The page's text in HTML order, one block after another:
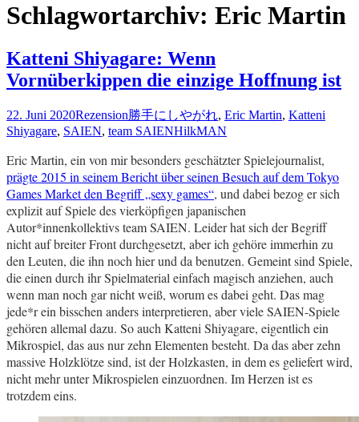
Schlagwortarchiv: Eric Martin
Katteni Shiyagare: Wenn
Vornüberkippen die einzige Hoffnung ist
22. Juni 2020Rezension勝手にしやがれ, Eric Martin, Katteni
Shiyagare, SAIEN, team SAIENHilkMAN
Eric Martin, ein von mir besonders geschätzter Spielejournalist,
prägte 2015 in seinem Bericht über seinen Besuch auf dem Tokyo
Games Market den Begriff „sexy games“, und dabei bezog er sich
explizit auf Spiele des vierköpfigen japanischen
Autor*innenkollektivs team SAIEN. Leider hat sich der Begriff
nicht auf breiter Front durchgesetzt, aber ich gehöre immerhin zu
den Leuten, die ihn noch hier und da benutzen. Gemeint sind Spiele,
die einen durch ihr Spielmaterial einfach magisch anziehen, auch
wenn man noch gar nicht weiß, worum es dabei geht. Das mag
jede*r ein bisschen anders interpretieren, aber viele SAIEN-Spiele
gehören allemal dazu. So auch Katteni Shiyagare, eigentlich ein
Mikrospiel, das aus nur zehn Elementen besteht. Da das aber zehn
massive Holzklötze sind, ist der Holzkasten, in dem es geliefert wird,
nicht mehr unter Mikrospielen einzuordnen. Im Herzen ist es
trotzdem eins.